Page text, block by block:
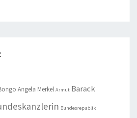
Angela Merkel Armut Barack
Bundesrepublik